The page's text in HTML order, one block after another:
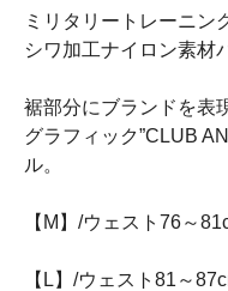
ミリタリートレーニン
シワ加工ナイロン素材
裾部分にブランドを表
グラフィック”CLUB
ル。
【M】/ウェスト76～
【L】/ウェスト81～